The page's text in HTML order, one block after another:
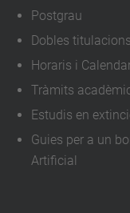
Postgrau
Dobles
Horaris i
Tràmits
Estudis en
Guies per a un
Artificial